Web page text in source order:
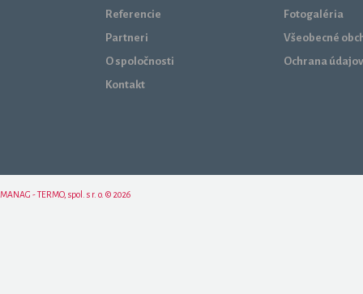
Referencie
Partneri
O spoločnosti
Kontakt
Fotogaléria
Všeobecné
Ochrana údajov
MANAG - TERMO, spol. s r. o. © 2026